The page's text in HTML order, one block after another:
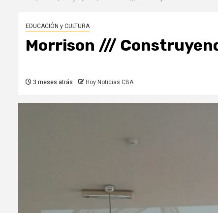
EDUCACIÓN y CULTURA
Morrison ///
3 meses atrás Hoy Noticias CBA